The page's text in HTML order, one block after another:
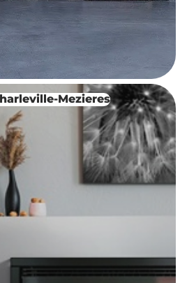
Mezieres